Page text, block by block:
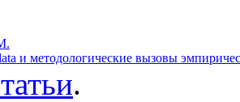
и методологические вызовы
.